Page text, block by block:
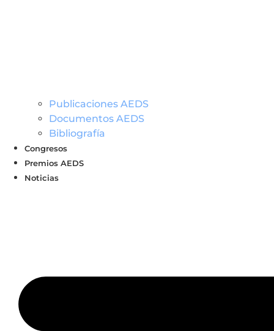
Publicaciones AEDS
Documentos AEDS
Bibliografía
Congresos
Premios AEDS
Noticias